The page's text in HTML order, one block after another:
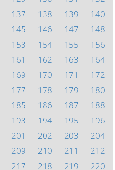
137 138 139
140
145 146 147
148
153 154 155
156
161 162 163
164
169 170 171
172
177 178 179
180
185 186 187
188
193 194 195
196
201 202 203
204
209 210 211
212
217 218 219
220